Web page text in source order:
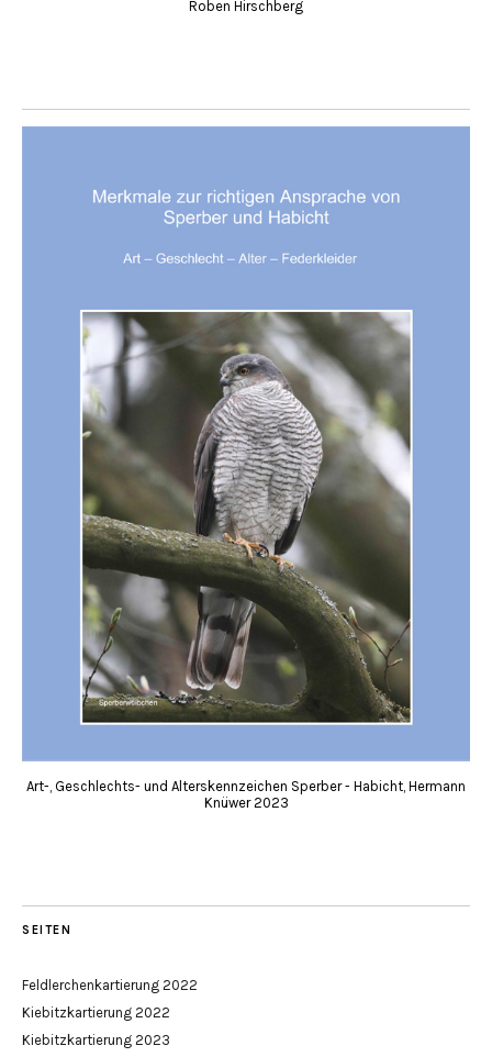
Roben Hirschberg
Art-, Geschlechts- und Alterskennzeichen Sperber - Habicht, Hermann
Knüwer 2023
SEITEN
Feldlerchenkartierung 2022
Kiebitzkartierung 2022
Kiebitzkartierung 2023